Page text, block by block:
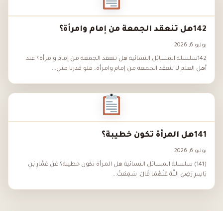
142هل تنعقد الجمعة من إمام وامرأة؟
يوليو 6, 2026
142سلسلة المسائل النسائية هل تنعقد الجمعة من إمام وامرأة؟ عند
أهل العلم لا تنعقد الجمعة من إمام وامرأة، فلو قدرنا مثل...
141هل المرأة تكون خطيبة؟
يوليو 6, 2026
(141) سلسلة المسائل النسائية هل المرأة تكون خطيبة؟ عَنْ عَمَّارِ بْنِ
يَاسِرٍ رَضِيَ اللَّهُ عَنْهُمَا قَالَ: سَمِعْتُ...